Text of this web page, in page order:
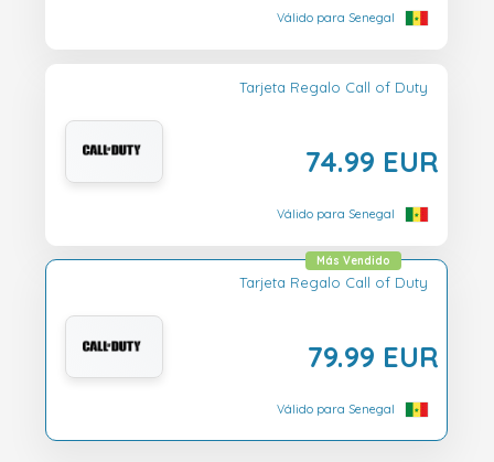
Válido para Senegal
Tarjeta Regalo Call of Duty
74.99 EUR
Válido para Senegal
Tarjeta Regalo Call of Duty
79.99 EUR
Más Vendido
Válido para Senegal